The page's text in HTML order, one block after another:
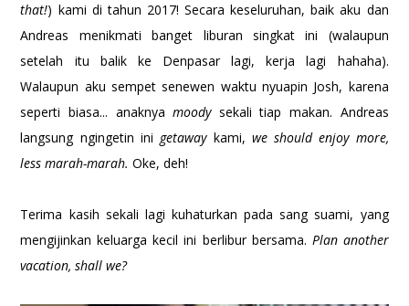
that!) kami di tahun 2017! Secara keseluruhan, baik aku dan
Andreas menikmati banget liburan singkat ini (walaupun
setelah itu balik ke Denpasar lagi, kerja lagi hahaha).
Walaupun aku sempet senewen waktu nyuapin Josh, karena
seperti biasa... anaknyamoody sekali tiap makan. Andreas
langsung ngingetin ini getaway kami, we should enjoy more,
less marah-marah.Oke, deh!
Terima kasih sekali lagi kuhaturkan pada sang suami, yang
mengijinkan keluarga kecil ini berlibur bersama. Plan another
vacation, shall we?